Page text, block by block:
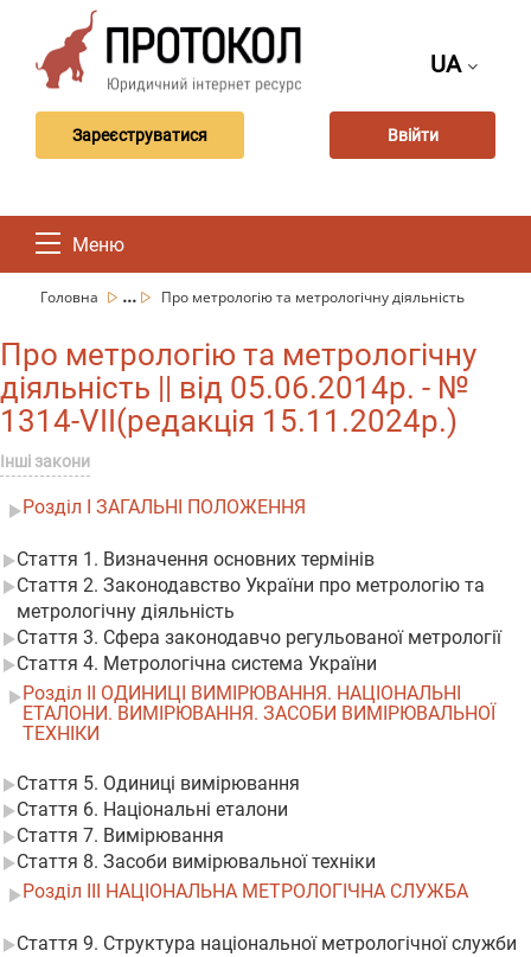
UA
Зареєструватися Ввійти
Меню
Головна ... Про метрологію та метрологічну діяльність
Про метрологію та метрологічну
діяльність || від 05.06.2014р. - №
1314-VII(редакція 15.11.2024р.)
Інші закони
Розділ I ЗАГАЛЬНІ ПОЛОЖЕННЯ
Стаття 1. Визначення основних термінів
Стаття 2. Законодавство України про метрологію та
метрологічну діяльність
Стаття 3. Сфера законодавчо регульованої метрології
Стаття 4. Метрологічна система України
Розділ II ОДИНИЦІ ВИМІРЮВАННЯ. НАЦІОНАЛЬНІ
ЕТАЛОНИ. ВИМІРЮВАННЯ. ЗАСОБИ ВИМІРЮВАЛЬНОЇ
ТЕХНІКИ
Стаття 5. Одиниці вимірювання
Стаття 6. Національні еталони
Стаття 7. Вимірювання
Стаття 8. Засоби вимірювальної техніки
Розділ III НАЦІОНАЛЬНА МЕТРОЛОГІЧНА СЛУЖБА
Стаття 9. Структура національної метрологічної служби